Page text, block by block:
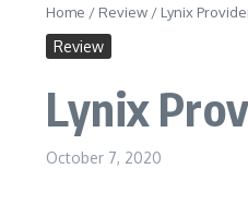
Home / Review / Lynix
Review
Lynix
October 7, 2020